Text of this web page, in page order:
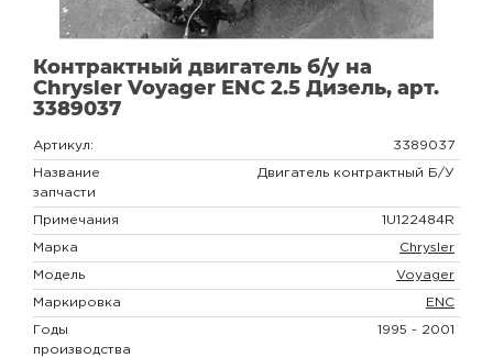
Контрактный двигатель б/у на
Chrysler Voyager ENC 2.5 Дизель, арт.
3389037
Артикул: 3389037
Название
запчасти
Двигатель контрактный Б/У
Примечания 1U122484R
Марка Chrysler
Модель Voyager
Маркировка ENC
Годы
производства
1995 - 2001